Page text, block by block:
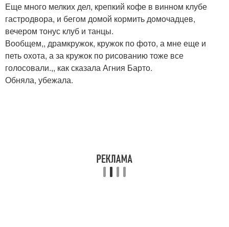
Еще много мелких дел, крепкий кофе в винном клубе
гастродвора, и бегом домой кормить домочадцев,
вечером тонус клуб и танцы.
Вообщем,, драмкружок, кружок по фото, а мне еще и
петь охота, а за кружок по рисованию тоже все
голосовали.,, как сказала Агния Барто.
Обняла, убежала.